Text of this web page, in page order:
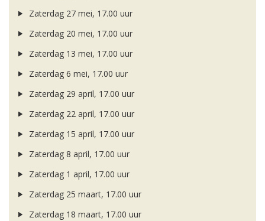
Zaterdag 27 mei, 17.00 uur
Zaterdag 20 mei, 17.00 uur
Zaterdag 13 mei, 17.00 uur
Zaterdag 6 mei, 17.00 uur
Zaterdag 29 april, 17.00 uur
Zaterdag 22 april, 17.00 uur
Zaterdag 15 april, 17.00 uur
Zaterdag 8 april, 17.00 uur
Zaterdag 1 april, 17.00 uur
Zaterdag 25 maart, 17.00 uur
Zaterdag 18 maart, 17.00 uur